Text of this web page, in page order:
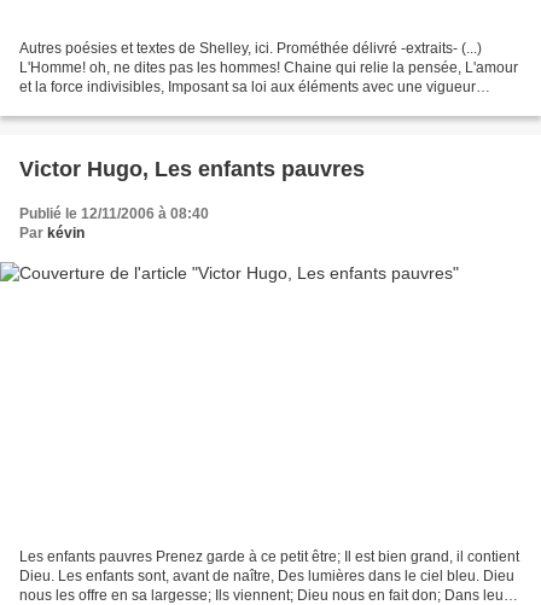
Autres poésies et textes de Shelley, ici. Prométhée délivré -extraits- (...)
L'Homme! oh, ne dites pas les hommes! Chaine qui relie la pensée, L'amour
et la force indivisibles, Imposant sa loi aux éléments avec une vigueur
Victor Hugo, Les enfants pauvres
Publié le 12/11/2006 à 08:40
Par kévin
Les enfants pauvres Prenez garde à ce petit être; Il est bien grand, il contient
Dieu. Les enfants sont, avant de naître, Des lumières dans le ciel bleu. Dieu
nous les offre en sa largesse; Ils viennent; Dieu nous en fait don; Dans leur